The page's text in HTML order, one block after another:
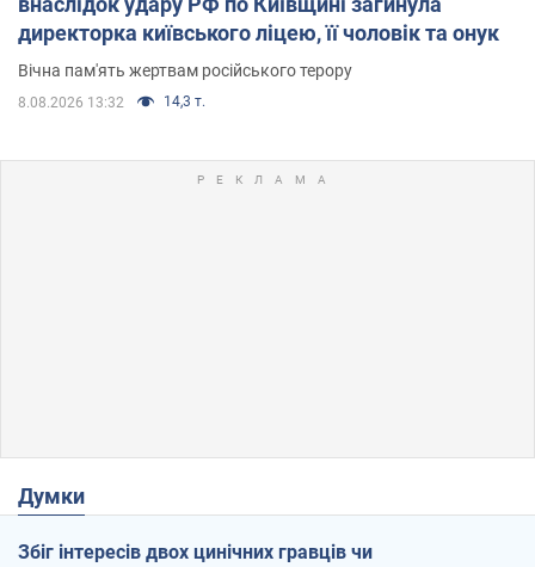
директорка київського ліцею, її чоловік та онук
Вічна пам'ять жертвам російського терору
8.08.2026 13:32 14,3 т.
Думки
Збіг інтересів двох цинічних гравців чи